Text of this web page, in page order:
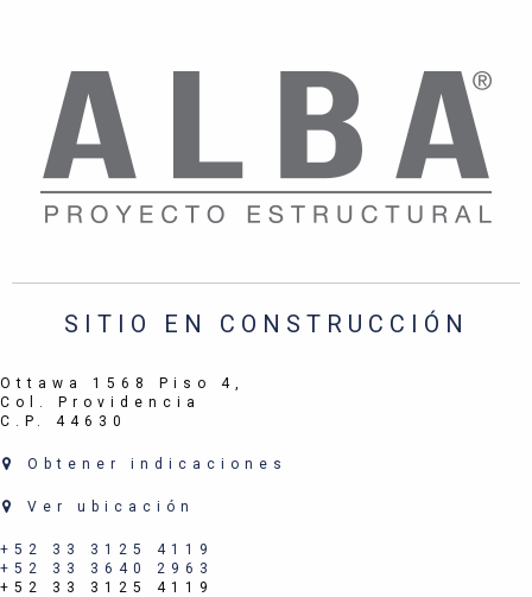
SITIO EN CONSTRUCCIÓN
Ottawa 1568 Piso 4,
Col. Providencia
C.P. 44630
Obtener indicaciones
Ver ubicación
+52 33 3125 4119
+52 33 3640 2963
+52 33 3125 4119